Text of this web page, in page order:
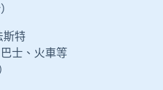
斯特
士、火車等